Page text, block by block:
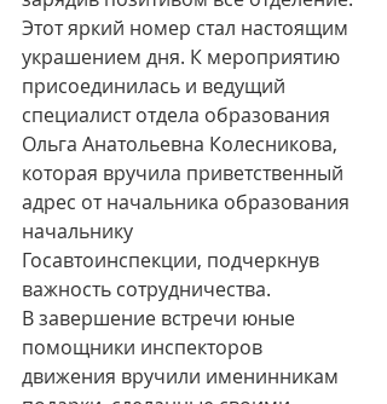
Этот яркий номер стал настоящим
украшением дня. К мероприятию
присоединилась и ведущий
специалист отдела образования
Ольга Анатольевна Колесникова,
которая вручила приветственный
адрес от начальника образования
начальнику
Госавтоинспекции, подчеркнув
важность сотрудничества.
В завершение встречи юные
помощники инспекторов
движения вручили именинникам